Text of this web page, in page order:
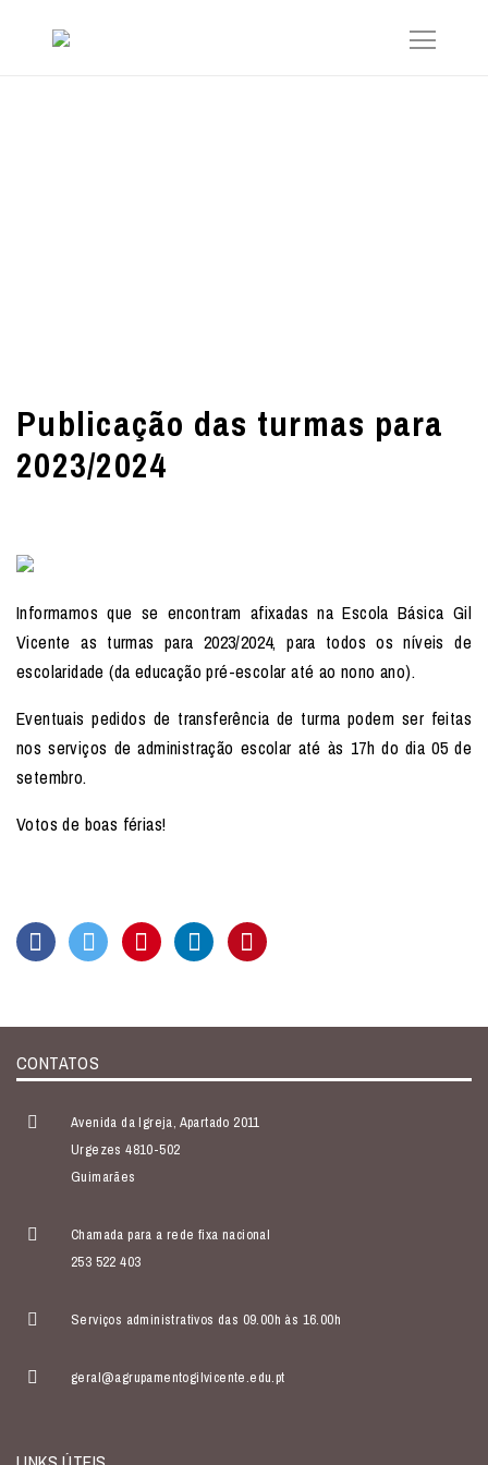
Publicação das turmas para
2023/2024
Informamos que se encontram afixadas na Escola Básica Gil
Vicente as turmas para 2023/2024, para todos os níveis de
escolaridade (da educação pré-escolar até ao nono ano).
Eventuais pedidos de transferência de turma podem ser feitas
nos serviços de administração escolar até às 17h do dia 05 de
setembro.
Votos de boas férias!
CONTATOS
Avenida da Igreja, Apartado 2011
Urgezes 4810-502
Guimarães
Chamada para a rede fixa nacional
253 522 403
Serviços administrativos das 09.00h às 16.00h
geral@agrupamentogilvicente.edu.pt